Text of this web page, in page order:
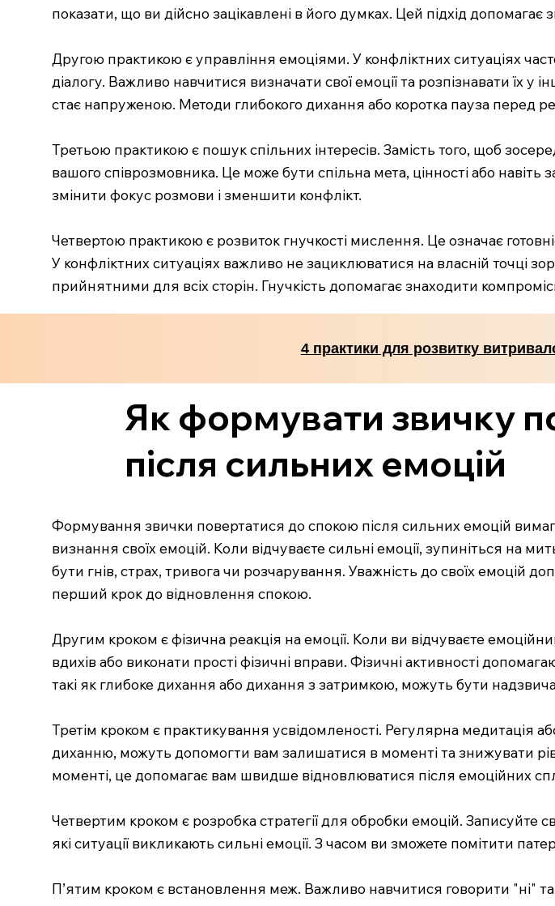
показати, що ви дійсно зацікавлені в його думках. Цей підхід
Другою практикою є управління емоціями. У конфліктних ситуаціях
діалогу. Важливо навчитися визначати свої емоції та розпізнавати їх
стає напруженою. Методи глибокого дихання або коротка пауза перед
Третьою практикою є пошук спільних інтересів. Замість того, щоб
вашого співрозмовника. Це може бути спільна мета, цінності або
змінити фокус розмови і зменшити конфлікт.
Четвертою практикою є розвиток гнучкості мислення. Це означає
У конфліктних ситуаціях важливо не зациклюватися на власній точці
прийнятними для всіх сторін. Гнучкість допомагає знаходити
4 практики для розвитку
Як формувати звичку
після сильних емоцій
Формування звички повертатися до спокою після сильних емоцій
визнання своїх емоцій. Коли відчуваєте сильні емоції, зупиніться на
бути гнів, страх, тривога чи розчарування. Уважність до своїх емоцій
перший крок до відновлення спокою.
Другим кроком є фізична реакція на емоції. Коли ви відчуваєте
вдихів або виконати прості фізичні вправи. Фізичні активності
такі як глибоке дихання або дихання з затримкою, можуть бути
Третім кроком є практикування усвідомленості. Регулярна медитація
диханню, можуть допомогти вам залишатися в моменті та знижувати
моменті, це допомагає вам швидше відновлюватися після емоційних
Четвертим кроком є розробка стратегії для обробки емоцій.
які ситуації викликають сильні емоції. З часом ви зможете помітити
П’ятим кроком є встановлення меж. Важливо навчитися говорити "ні"